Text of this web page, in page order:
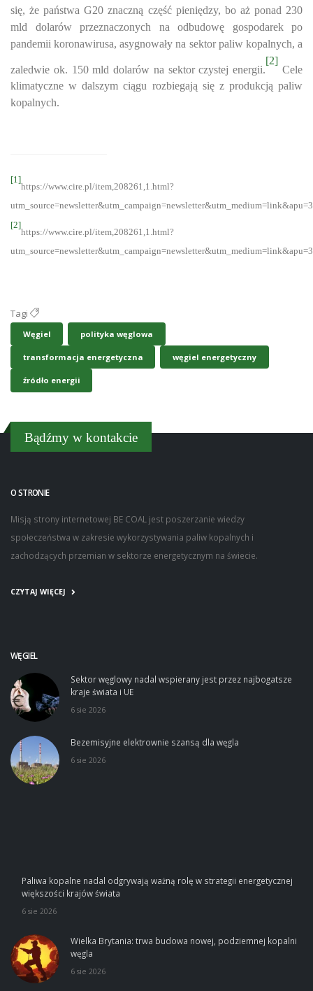
się, że państwa G20 znaczną część pieniędzy, bo aż ponad 230
mld dolarów przeznaczonych na odbudowę gospodarek po
pandemii koronawirusa, asygnowały na sektor paliw kopalnych, a
zaledwie ok. 150 mld dolarów na sektor czystej energii.
[2]
Cele
klimatyczne w dalszym ciągu rozbiegają się z produkcją paliw
kopalnych.
[1]
https://www.cire.pl/item,208261,1.html?
[2]
https://www.cire.pl/item,208261,1.html?
Tagi
Węgiel polityka węglowa
transformacja energetyczna węgiel energetyczny
źródło energii
Bądźmy w kontakcie
O STRONIE
Misją strony internetowej BE COAL jest poszerzanie wiedzy
społeczeństwa w zakresie wykorzystywania paliw kopalnych i
zachodzących przemian w sektorze energetycznym na świecie.
CZYTAJ WIĘCEJ
WĘGIEL
Sektor węglowy nadal wspierany jest przez najbogatsze
kraje świata i UE
6 sie 2026
Bezemisyjne elektrownie szansą dla węgla
6 sie 2026
Paliwa kopalne nadal odgrywają ważną rolę w strategii energetycznej
większości krajów świata
6 sie 2026
Wielka Brytania: trwa budowa nowej, podziemnej kopalni
węgla
6 sie 2026